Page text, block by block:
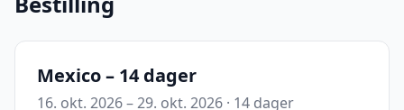
Mexico – 14 dager
16. okt. 2026 – 29. okt. 2026 · 14 dager